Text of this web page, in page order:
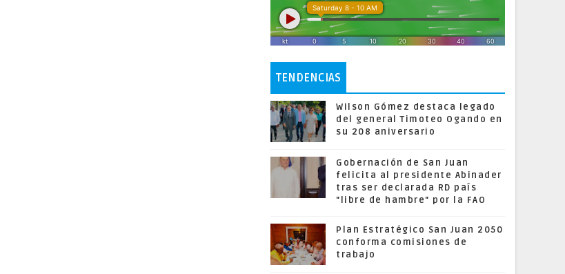
TENDENCIAS
Wilson Gómez destaca legado
del general Timoteo Ogando en
su 208 aniversario
Gobernación de San Juan
felicita al presidente Abinader
tras ser declarada RD país
"libre de hambre" por la FAO
Plan Estratégico San Juan 2050
conforma comisiones de
trabajo